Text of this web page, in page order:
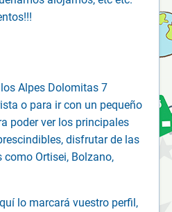
Alpes Dolomitas 7
o para ir con un pequeño
poder ver los principales
disfrutar de las
Ortisei, Bolzano,
lo marcará vuestro perfil,